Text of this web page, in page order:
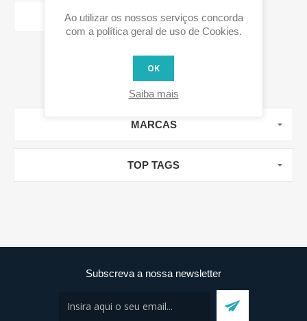
COMPRAR
MARCAS
TOP TAGS
Subscreva a nossa newsletter
Ao utilizar os nossos serviços concorda
com a política geral de uso de Cookies.
OK
Saiba mais